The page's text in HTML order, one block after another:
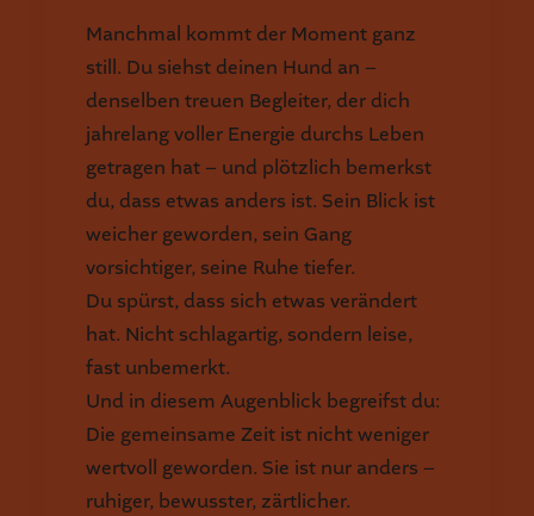
Manchmal kommt der Moment ganz
still. Du siehst deinen Hund an –
denselben treuen Begleiter, der dich
jahrelang voller Energie durchs Leben
getragen hat – und plötzlich bemerkst
du, dass etwas anders ist. Sein Blick ist
weicher geworden, sein Gang
vorsichtiger, seine Ruhe tiefer.
Du spürst, dass sich etwas verändert
hat. Nicht schlagartig, sondern leise,
fast unbemerkt.
Und in diesem Augenblick begreifst du:
Die gemeinsame Zeit ist nicht weniger
wertvoll geworden. Sie ist nur anders –
ruhiger, bewusster, zärtlicher.